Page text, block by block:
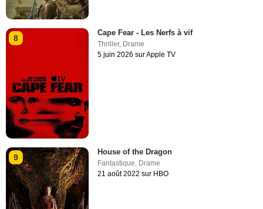
8
Cape Fear - Les Nerfs à vif
Thriller, Drame
5 juin 2026 sur Apple TV
9
House of the Dragon
Fantastique, Drame
21 août 2022 sur HBO